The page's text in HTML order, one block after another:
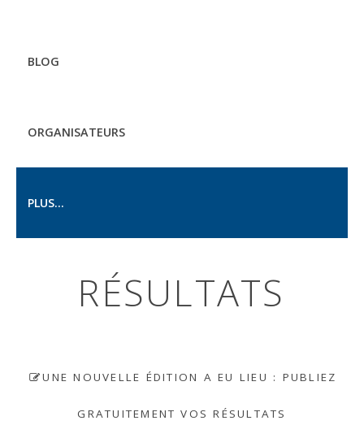
BLOG
ORGANISATEURS
PLUS...
RÉSULTATS
UNE NOUVELLE ÉDITION A EU LIEU : PUBLIEZ
GRATUITEMENT VOS RÉSULTATS